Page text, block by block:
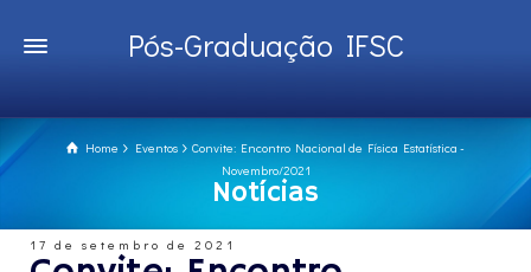
Pós-Graduação IFSC
Home Eventos
Convite: Encontro Nacional de Física Estatística -
Novembro/2021
Notícias
17 de setembro de 2021